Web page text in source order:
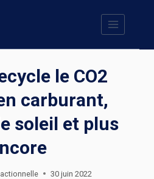
le CO2
carburant,
soleil et plus
30 juin 2022